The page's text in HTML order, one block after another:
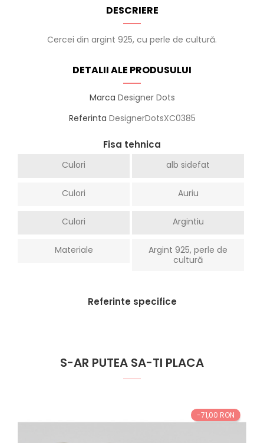
DESCRIERE
Cercei din argint 925, cu perle de cultură.
DETALII ALE PRODUSULUI
Marca Designer Dots
Referinta DesignerDotsXC0385
Fisa tehnica
Culori alb sidefat
Culori Auriu
Culori Argintiu
Materiale
Argint 925, perle de
cultură
Referinte specifice
S-AR PUTEA SA-TI PLACA
-71,00 RON